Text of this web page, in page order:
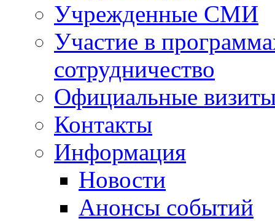
Учрежденные СМИ
Участие в
сотрудничество
Официальные
Контакты
Информация
Новости
Анонсы событий